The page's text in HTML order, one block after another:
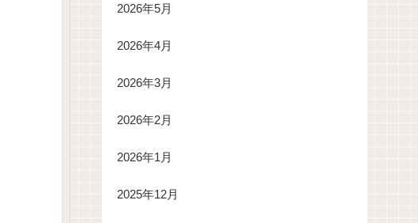
2026年5月
2026年4月
2026年3月
2026年2月
2026年1月
2025年12月